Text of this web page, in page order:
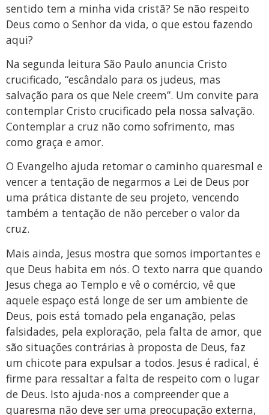
sentido tem a minha vida cristã? Se não respeito
Deus como o Senhor da vida, o que estou fazendo
aqui?
Na segunda leitura São Paulo anuncia Cristo
crucificado, “escândalo para os judeus, mas
salvação para os que Nele creem”. Um convite para
contemplar Cristo crucificado pela nossa salvação.
Contemplar a cruz não como sofrimento, mas
como graça e amor.
O Evangelho ajuda retomar o caminho quaresmal e
vencer a tentação de negarmos a Lei de Deus por
uma prática distante de seu projeto, vencendo
também a tentação de não perceber o valor da
cruz.
Mais ainda, Jesus mostra que somos importantes e
que Deus habita em nós. O texto narra que quando
Jesus chega ao Templo e vê o comércio, vê que
aquele espaço está longe de ser um ambiente de
Deus, pois está tomado pela enganação, pelas
falsidades, pela exploração, pela falta de amor, que
são situações contrárias à proposta de Deus, faz
um chicote para expulsar a todos. Jesus é radical, é
firme para ressaltar a falta de respeito com o lugar
de Deus. Isto ajuda-nos a compreender que a
quaresma não deve ser uma preocupação externa,